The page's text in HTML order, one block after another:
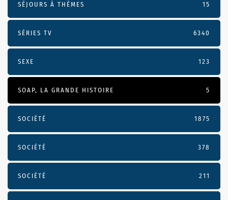
SÉJOURS À THÈMES 15
SÉRIES TV 6340
SEXE 123
SOAP, LA GRANDE HISTOIRE 5
SOCIÉTÉ 1875
SOCIÉTÉ 378
SOCIÉTÉ 211